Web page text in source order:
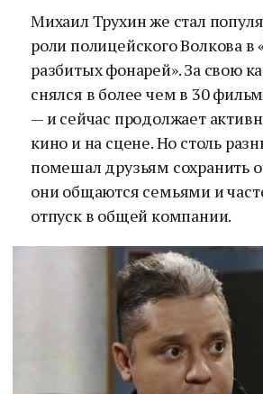
Михаил Трухин же стал
роли полицейского Волкова в
разбитых фонарей». За свою
снялся в более чем в 30
— и сейчас продолжает
кино и на сцене. Но столь
помешал друзьям сохранить
они общаются семьями и
отпуск в общей компании.